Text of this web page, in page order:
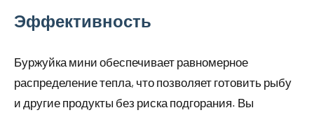
Эффективность
Буржуйка мини обеспечивает равномерное
распределение тепла, что позволяет готовить рыбу
и другие продукты без риска подгорания. Вы